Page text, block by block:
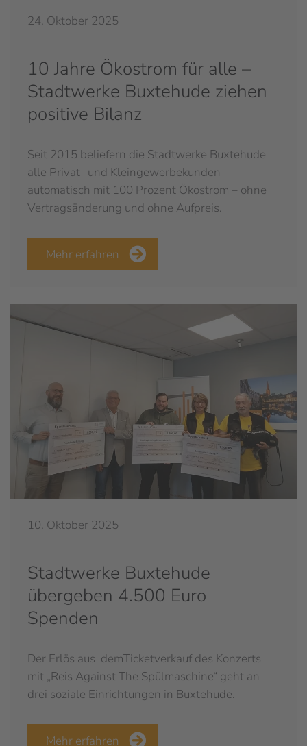
24. Oktober 2025
10 Jahre Ökostrom für alle –
Stadtwerke Buxtehude ziehen
positive Bilanz
Seit 2015 beliefern die Stadtwerke Buxtehude
alle Privat- und Kleingewerbekunden
automatisch mit 100 Prozent Ökostrom – ohne
Vertragsänderung und ohne Aufpreis.
Mehr erfahren
10. Oktober 2025
Stadtwerke Buxtehude
übergeben 4.500 Euro
Spenden
Der Erlös aus demTicketverkauf des Konzerts
mit „Reis Against The Spülmaschine“ geht an
drei soziale Einrichtungen in Buxtehude.
Mehr erfahren